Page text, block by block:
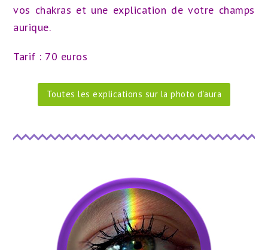
vos chakras et une explication de votre champs
aurique.
Tarif : 70 euros
Toutes les explications sur la photo d’aura